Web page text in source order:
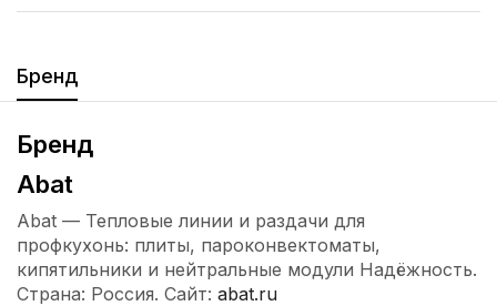
Бренд
Бренд
Abat
Abat — Тепловые линии и раздачи для
профкухонь: плиты, пароконвектоматы,
кипятильники и нейтральные модули Надёжность.
Страна: Россия. Сайт: abat.ru